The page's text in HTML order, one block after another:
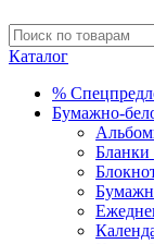
Каталог
%
Бумажно-
Бланки